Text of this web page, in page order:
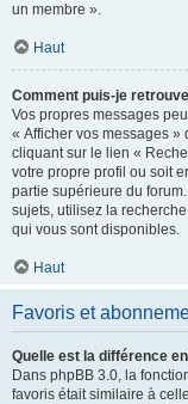
un membre ».
Haut
Comment puis-je
Vos propres messages
« Afficher vos messages »
cliquant sur le lien «
votre propre profil ou soit
partie supérieure du
sujets, utilisez la
qui vous sont disponibles.
Haut
Favoris et
Quelle est la différence
Dans phpBB 3.0, la
favoris était similaire à